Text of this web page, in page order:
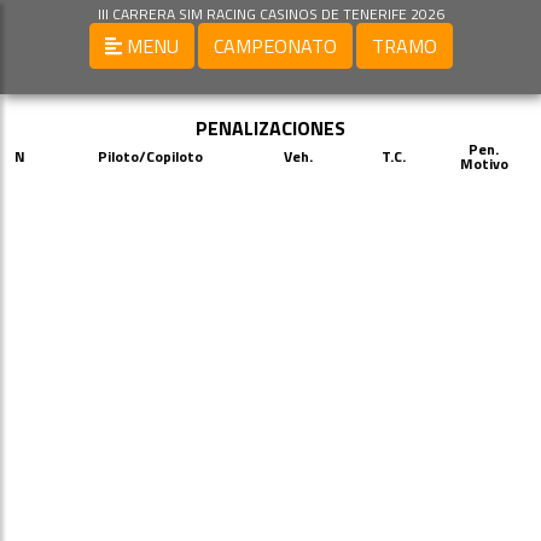
III CARRERA SIM RACING CASINOS DE TENERIFE 2026
MENU CAMPEONATO TRAMO
PENALIZACIONES
N Piloto/Copiloto Veh. T.C. Pen.
Motivo